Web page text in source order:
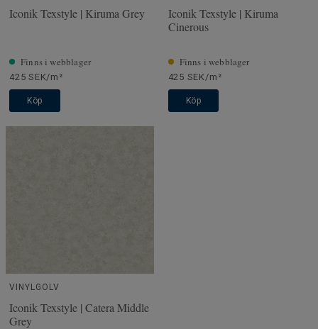
Iconik Texstyle | Kiruma Grey
Finns i webblager
425 SEK/m²
Köp
Iconik Texstyle | Kiruma
Cinerous
Finns i webblager
425 SEK/m²
Köp
VINYLGOLV
Iconik Texstyle | Catera Middle
Grey